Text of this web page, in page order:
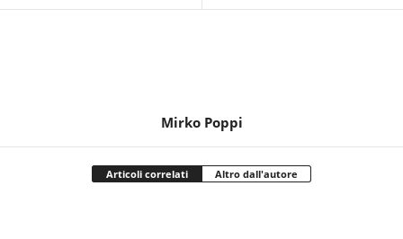
Mirko Poppi
Articoli correlati Altro dall'autore